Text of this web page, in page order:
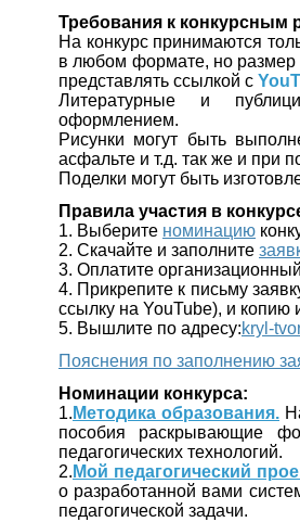
Требования к конкурсным
На конкурс принимаются
в любом формате, но
представлять ссылкой с
Литературные и
оформлением.
Рисунки могут быть
асфальте и т.д. так же и при
Поделки могут быть
Правила участия в
1. Выберите номинацию
2. Скачайте и заполните
3. Оплатите
4. Прикрепите к письму
ссылку на YouTube), и копию
5. Вышлите по адресу:kryl-
Пояснения по заполнению
Номинации конкурса:
1. Методика образования.
пособия раскрывающие
педагогических технологий.
2. Мой педагогический
о разработанной вами
педагогической задачи.